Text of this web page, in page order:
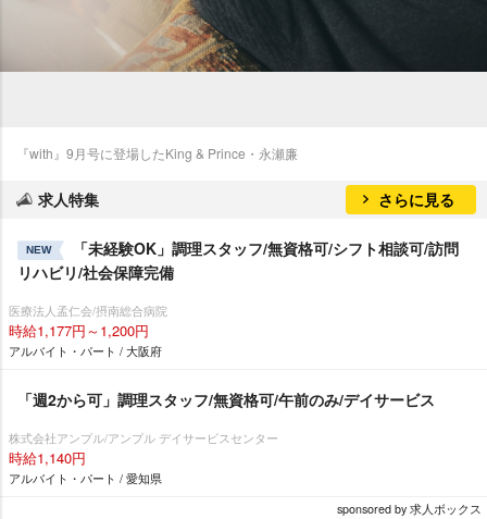
『with』9月号に登場したKing & Prince・永瀬廉
求人特集 さらに見る
NEW
「未経験OK」調理スタッフ/無資格可/シフト相談可/訪問
リハビリ/社会保障完備
医療法人孟仁会/摂南総合病院
時給1,177円～1,200円
アルバイト・パート / 大阪府
「週2から可」調理スタッフ/無資格可/午前のみ/デイサービス
株式会社アンプル/アンプル デイサービスセンター
時給1,140円
アルバイト・パート / 愛知県
sponsored by 求人ボックス